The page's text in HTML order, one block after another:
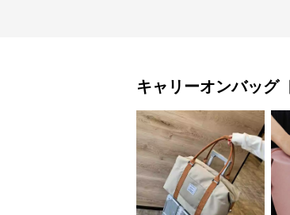
キャリーオンバッグ